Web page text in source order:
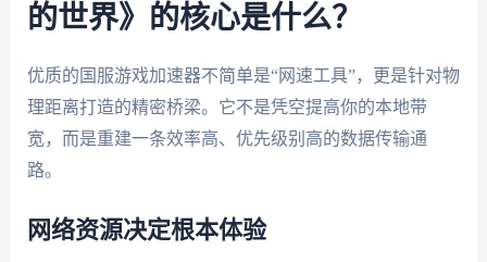
的世界》的核心是什么？
优质的国服游戏加速器不简单是“网速工具”，更是针对物
理距离打造的精密桥梁。它不是凭空提高你的本地带
宽，而是重建一条效率高、优先级别高的数据传输通
路。
网络资源决定根本体验